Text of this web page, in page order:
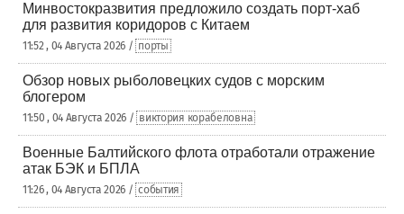
Минвостокразвития предложило создать порт-хаб
для развития коридоров с Китаем
11:52 , 04 Августа 2026 / порты
Обзор новых рыболовецких судов с морским
блогером
11:50 , 04 Августа 2026 / виктория корабеловна
Военные Балтийского флота отработали отражение
атак БЭК и БПЛА
11:26 , 04 Августа 2026 / события